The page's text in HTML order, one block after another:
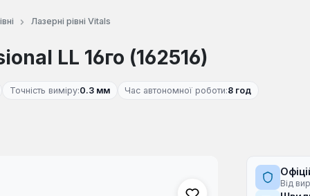
Лазерні рівні Vitals
LL 16го (162516)
Точність виміру:0.3 мм Час автономної роботи:8 год
Від